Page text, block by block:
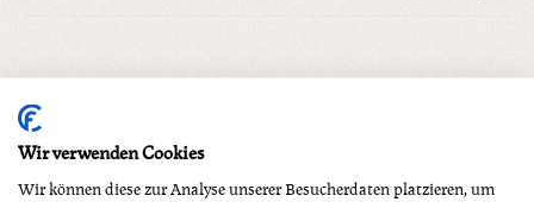
Wir verwenden Cookies
Wir können diese zur Analyse unserer Besucherdaten platzieren, um
Produktgalerie überspringen
Dazu empfehlen wir